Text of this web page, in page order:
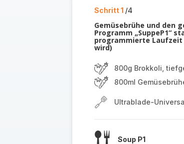
Schritt 1 /4
Gemüsebrühe und den
Programm „SuppeP1“
programmierte Laufzeit
wird)
800g Brokkoli,
800ml
Ultrablade-
Soup P1